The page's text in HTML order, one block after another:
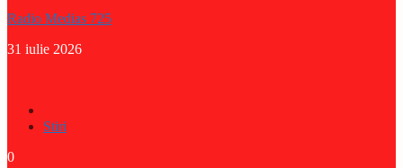
Radio Medias 725
31 iulie 2026
Stiri
0